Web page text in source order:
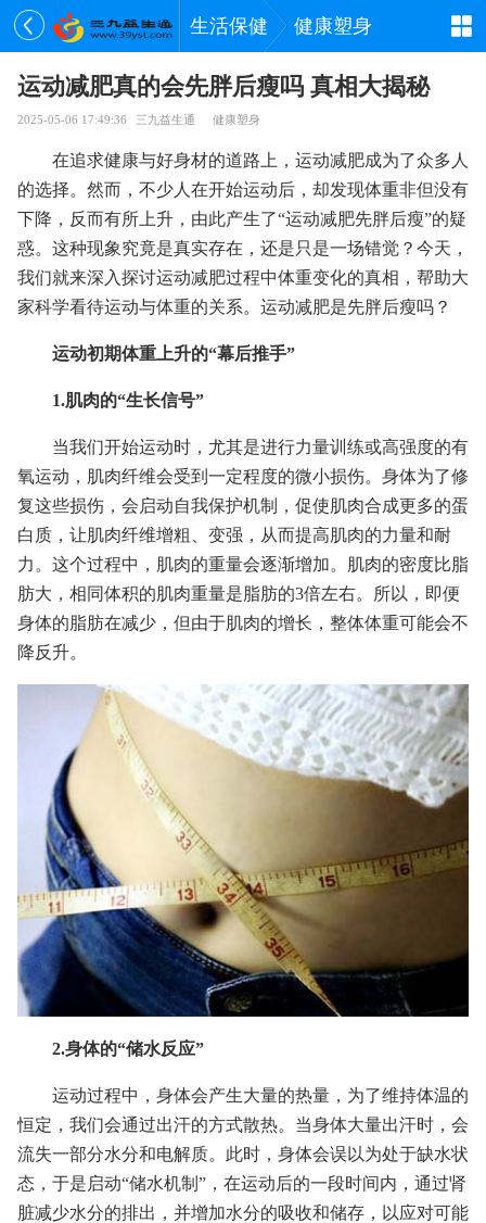
生活保健 健康塑身
运动减肥真的会先胖后瘦吗 真相大揭秘
2025-05-06 17:49:36 三九益生通 健康塑身
在追求健康与好身材的道路上，运动减肥成为了众多人
的选择。然而，不少人在开始运动后，却发现体重非但没有
下降，反而有所上升，由此产生了“运动减肥先胖后瘦”的疑
惑。这种现象究竟是真实存在，还是只是一场错觉？今天，
我们就来深入探讨运动减肥过程中体重变化的真相，帮助大
家科学看待运动与体重的关系。运动减肥是先胖后瘦吗？
运动初期体重上升的“幕后推手”
1.肌肉的“生长信号”
当我们开始运动时，尤其是进行力量训练或高强度的有
氧运动，肌肉纤维会受到一定程度的微小损伤。身体为了修
复这些损伤，会启动自我保护机制，促使肌肉合成更多的蛋
白质，让肌肉纤维增粗、变强，从而提高肌肉的力量和耐
力。这个过程中，肌肉的重量会逐渐增加。肌肉的密度比脂
肪大，相同体积的肌肉重量是脂肪的3倍左右。所以，即便
身体的脂肪在减少，但由于肌肉的增长，整体体重可能会不
降反升。
2.身体的“储水反应”
运动过程中，身体会产生大量的热量，为了维持体温的
恒定，我们会通过出汗的方式散热。当身体大量出汗时，会
流失一部分水分和电解质。此时，身体会误以为处于缺水状
态，于是启动“储水机制”，在运动后的一段时间内，通过肾
脏减少水分的排出，并增加水分的吸收和储存，以应对可能